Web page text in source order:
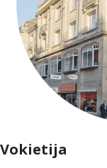
Vokietija